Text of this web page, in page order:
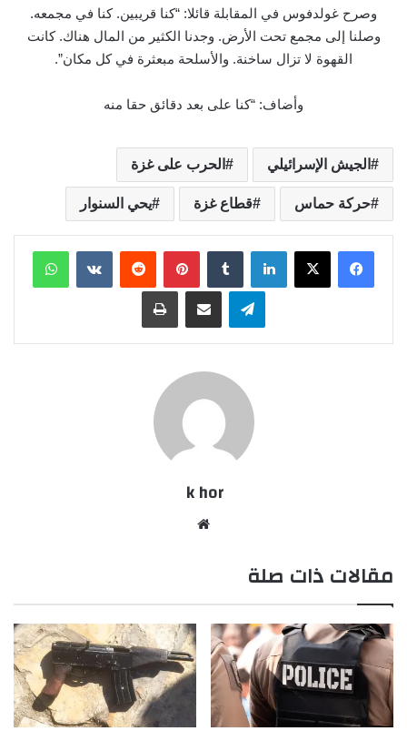
وصرح غولدفوس في المقابلة قائلا: “كنا قريبين. كنا في مجمعه.
وصلنا إلى مجمع تحت الأرض. وجدنا الكثير من المال هناك. كانت
القهوة لا تزال ساخنة. والأسلحة مبعثرة في كل مكان”.
وأضاف: “كنا على بعد دقائق حقا منه
الجيش الإسرائيلي الحرب على غزة
حركة حماس قطاع غزة يحي السنوار
لينكدإن بينتيريست
تيلقرام مشاركة عبر البريد طباعة
k hor
مقالات ذات صلة